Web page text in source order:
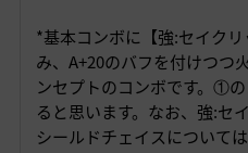
*基本コンボに【強:セイク
み、A+20のバフを付けつつ
ンセプトのコンボです。①
ると思います。なお、強:セ
シールドチェイスについて